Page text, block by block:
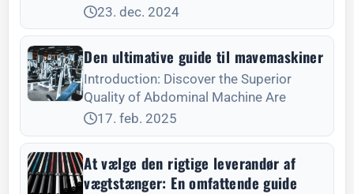
fitnesscenter ikke har råd til at gå glip af.
Prisbilligt, højtydende udstyr til ethvert
23. dec. 2024
Den ultimative guide til mavemaskiner
Introduction: Discover the Superior
Quality of Abdominal Machine Are
17. feb. 2025
At vælge den rigtige leverandør af
vægtstænger: En omfattende guide